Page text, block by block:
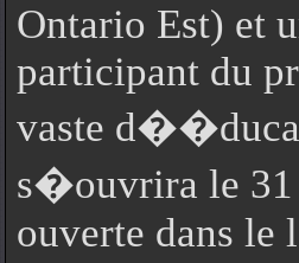
Ontario Est) et
participant du
vaste
s�ouvrira le 31
ouverte dans le